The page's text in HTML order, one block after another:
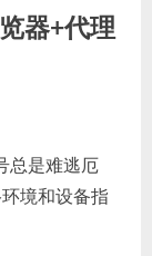
器+代理
总是难逃厄
境和设备指